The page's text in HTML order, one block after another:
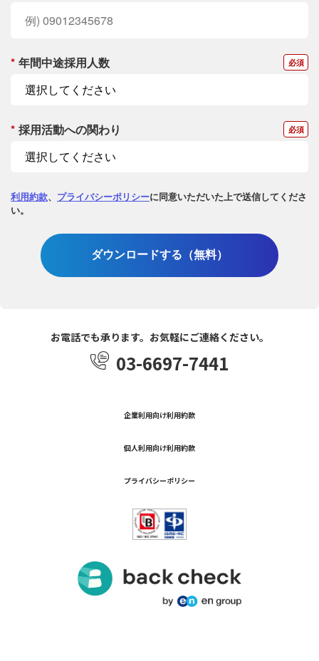
* 年間中途採用人数
* 採用活動への関わり
利用約款、 プライバシーポリシーに同意いただいた上で送信してくださ
い。
ダウンロードする（無料）
お電話でも承ります。お気軽にご連絡ください。
03-6697-7441
企業利用向け利用約款
個人利用向け利用約款
プライバシーポリシー